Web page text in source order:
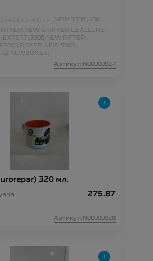
автомобіля : NEW 3008 ; 408;
NEW E-RIFTER L2 ALLURE;
EXPERT; 3008;
NEW RIFTER;
E2008; BOXER;
NEW 5008 ;
NEWBOXER;
Артикул:N00000927
320 мл.
275.87
Артикул:N00000928